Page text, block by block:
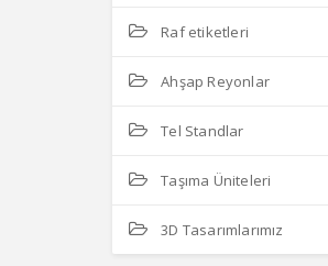
Raf etiketleri
Ahşap Reyonlar
Tel Standlar
Taşıma Üniteleri
3D Tasarımlarımız